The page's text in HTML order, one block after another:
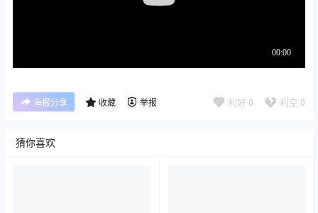
海报分享 收藏 举报 利好 0 利空 0
猜你喜欢